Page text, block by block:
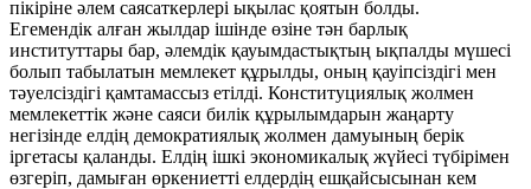
пікіріне әлем саясаткерлері ықылас қоятын болды.
Егемендік алған жылдар ішінде өзіне тән барлық
институттары бар, әлемдік қауымдастықтың ықпалды мүшесі
болып табылатын мемлекет құрылды, оның қауіпсіздігі мен
тәуелсіздігі қамтамассыз етілді. Конституциялық жолмен
мемлекеттік және саяси билік құрылымдарын жаңарту
негізінде елдің демократиялық жолмен дамуының берік
іргетасы қаланды. Елдің ішкі экономикалық жүйесі түбірімен
өзгеріп, дамыған өркениетті елдердің ешқайсысынан кем